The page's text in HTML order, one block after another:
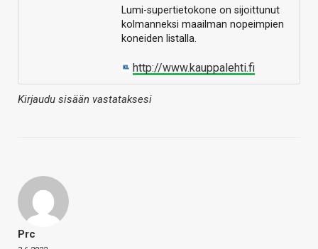
Lumi-supertietokone on sijoittunut
kolmanneksi maailman nopeimpien
koneiden listalla.
http://www.kauppalehti.fi
Kirjaudu sisään vastataksesi
Prc